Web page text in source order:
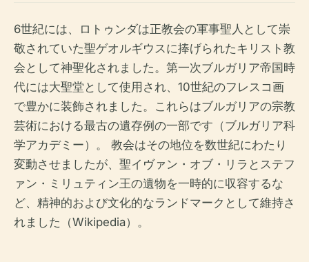
6世紀には、ロトゥンダは正教会の軍事聖人として崇
敬されていた聖ゲオルギウスに捧げられたキリスト教
会として神聖化されました。第一次ブルガリア帝国時
代には大聖堂として使用され、10世紀のフレスコ画
で豊かに装飾されました。これらはブルガリアの宗教
芸術における最古の遺存例の一部です（ブルガリア科
学アカデミー）。 教会はその地位を数世紀にわたり
変動させましたが、聖イヴァン・オブ・リラとステフ
ァン・ミリュティン王の遺物を一時的に収容するな
ど、精神的および文化的なランドマークとして維持さ
れました（Wikipedia）。